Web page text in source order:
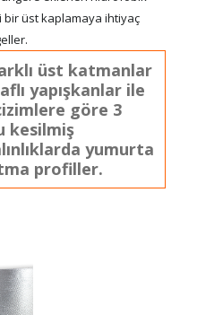
üst kaplamaya ihtiyaç
üst katmanlar
yapışkanlar ile
göre 3
kesilmiş
yumurta
profiller.